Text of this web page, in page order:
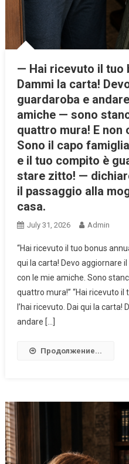
— Hai ricevuto il tuo
Dammi la carta!
guardaroba e
amiche — sono
quattro mura! E non
Sono il capo
e il tuo compito è
stare zitto! —
il passaggio alla
casa.
July 31, 2026 Admin
“Hai ricevuto il tuo bonus
qui la carta! Devo aggiornare
con le mie amiche. Sono
quattro mura!” “Hai ricevuto
l’hai ricevuto. Dai qui la
andare […]
Продолжение...